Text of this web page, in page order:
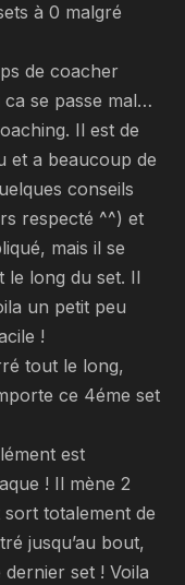
à 0 malgré
de coacher
se passe mal…
Il est de
et a beaucoup de
conseils
respecté ^^) et
mais il se
le long du set. Il
un petit peu
!
tout le long,
ce 4éme set
est
! Il mène 2
sort totalement de
jusqu’au bout,
set ! Voila